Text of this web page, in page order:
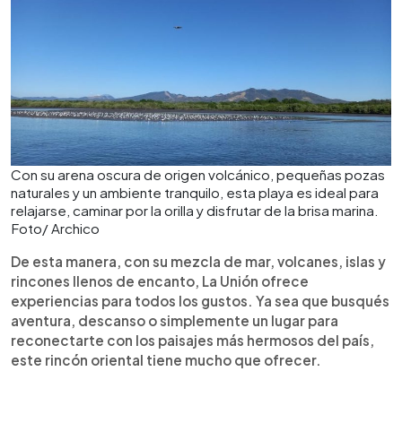
Con su arena oscura de origen volcánico, pequeñas pozas
naturales y un ambiente tranquilo, esta playa es ideal para
relajarse, caminar por la orilla y disfrutar de la brisa marina.
Foto/ Archico
De esta manera, con su mezcla de mar, volcanes, islas y
rincones llenos de encanto, La Unión ofrece
experiencias para todos los gustos. Ya sea que busqués
aventura, descanso o simplemente un lugar para
reconectarte con los paisajes más hermosos del país,
este rincón oriental tiene mucho que ofrecer.